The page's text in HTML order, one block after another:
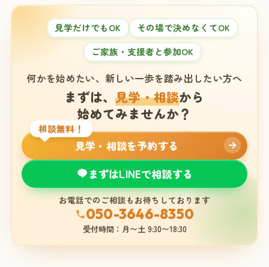
見学だけでもOK
その場で決めなくてOK
ご家族・支援者と参加OK
何かを始めたい、新しい一歩を踏み出したい方へ
まずは、見学・相談から
始めてみませんか？
相談無料！
見学・相談を予約する
まずはLINEで相談する
お電話でのご相談もお待ちしております
050-3646-8350
受付時間：月〜土 9:30〜18:30